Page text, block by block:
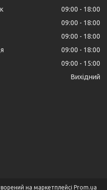
09:00
18:00
09:00
18:00
09:00
18:00
09:00
18:00
09:00
15:00
Вихідний
на маркетплейсі Prom.ua